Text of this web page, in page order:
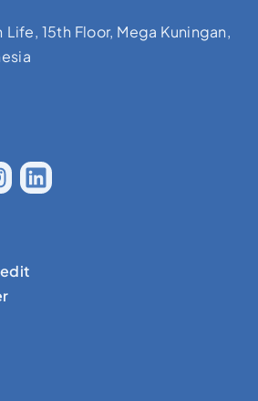
Life, 15th Floor, Mega Kuningan,